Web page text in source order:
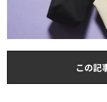
この記